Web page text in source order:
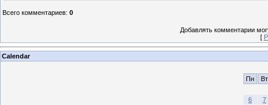
Всего комментариев: 0
Добавлять комментарии
[
Calendar
Пн Вт
6 7